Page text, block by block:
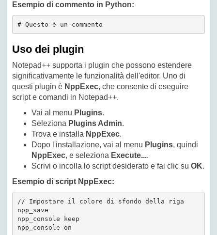
Esempio di commento in Python:
# Questo è un commento
Uso dei plugin
Notepad++ supporta i plugin che possono estendere
significativamente le funzionalità dell'editor. Uno di
questi plugin è NppExec, che consente di eseguire
script e comandi in Notepad++.
Vai al menu Plugins.
Seleziona Plugins Admin.
Trova e installa NppExec.
Dopo l'installazione, vai al menu Plugins, quindi
NppExec, e seleziona Execute....
Scrivi o incolla lo script desiderato e fai clic su OK.
Esempio di script NppExec:
// Impostare il colore di sfondo della riga
npp_save
npp_console keep
npp_console on